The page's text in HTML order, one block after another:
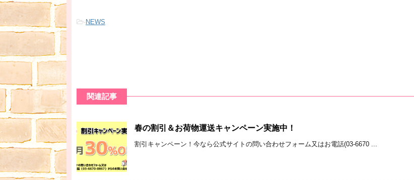
-NEWS
関連記事
春の割引＆お荷物運送キャンペーン実施中！
割引キャンペーン！今なら公式サイトの問い合わせフォーム又はお電話(03-6670 ...